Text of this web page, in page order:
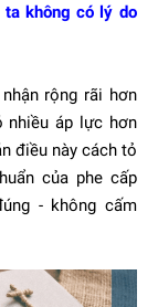
không có lý do
rộng rãi hơn
nhiều áp lực hơn
điều này cách tỏ
của phe cấp
- không cấm